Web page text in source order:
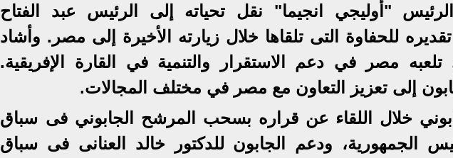
"أوليجي انجيما" نقل تحياته إلى الرئيس عبد الفتاح
للحفاوة التى تلقاها خلال زيارته الأخيرة إلى مصر. وأشاد
تلعبه مصر في دعم الاستقرار والتنمية في القارة الإفريقية.
إلى تعزيز التعاون مع مصر في مختلف المجالات.
خلال اللقاء عن قراره بسحب المرشح الجابوني فى سباق
الجمهورية، ودعم الجابون للدكتور خالد العنانى فى سباق